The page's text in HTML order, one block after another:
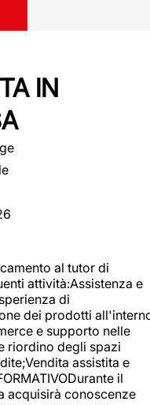
IN
al tutor di
attività:Assistenza e
di
dei prodotti
e supporto nelle
riordino degli spazi
assistita e
il
acquisirà conoscenze